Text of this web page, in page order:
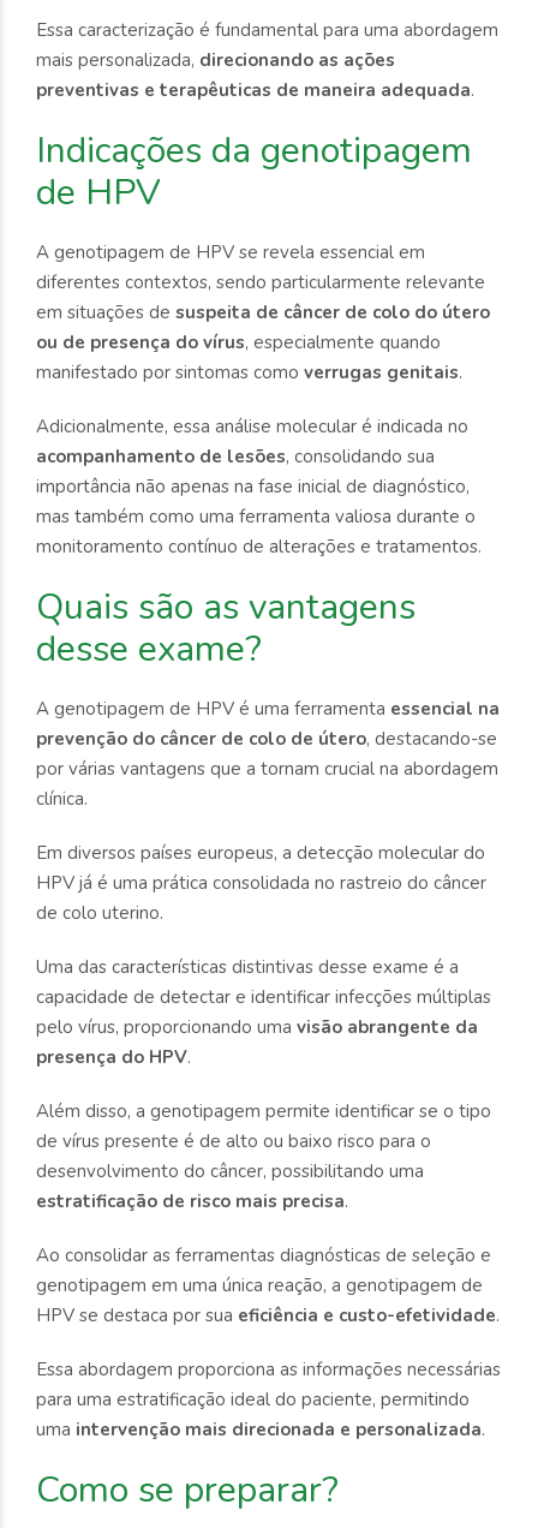
Essa caracterização é fundamental para uma abordagem
mais personalizada, direcionando as ações
preventivas e terapêuticas de maneira adequada.
Indicações da genotipagem
de HPV
A genotipagem de HPV se revela essencial em
diferentes contextos, sendo particularmente relevante
em situações de suspeita de câncer de colo do útero
ou de presença do vírus, especialmente quando
manifestado por sintomas como verrugas genitais.
Adicionalmente, essa análise molecular é indicada no
acompanhamento de lesões, consolidando sua
importância não apenas na fase inicial de diagnóstico,
mas também como uma ferramenta valiosa durante o
monitoramento contínuo de alterações e tratamentos.
Quais são as vantagens
desse exame?
A genotipagem de HPV é uma ferramenta essencial na
prevenção do câncer de colo de útero, destacando-se
por várias vantagens que a tornam crucial na abordagem
clínica.
Em diversos países europeus, a detecção molecular do
HPV já é uma prática consolidada no rastreio do câncer
de colo uterino.
Uma das características distintivas desse exame é a
capacidade de detectar e identificar infecções múltiplas
pelo vírus, proporcionando uma visão abrangente da
presença do HPV.
Além disso, a genotipagem permite identificar se o tipo
de vírus presente é de alto ou baixo risco para o
desenvolvimento do câncer, possibilitando uma
estratificação de risco mais precisa.
Ao consolidar as ferramentas diagnósticas de seleção e
genotipagem em uma única reação, a genotipagem de
HPV se destaca por sua eficiência e custo-efetividade.
Essa abordagem proporciona as informações necessárias
para uma estratificação ideal do paciente, permitindo
uma intervenção mais direcionada e personalizada.
Como se preparar?